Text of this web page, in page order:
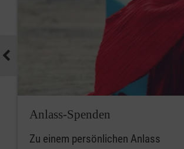
Anlass-Spenden
Zu einem persönlichen Anlass